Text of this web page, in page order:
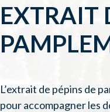
EXTRAIT
L’extrait de pépins de
pour accompagner les